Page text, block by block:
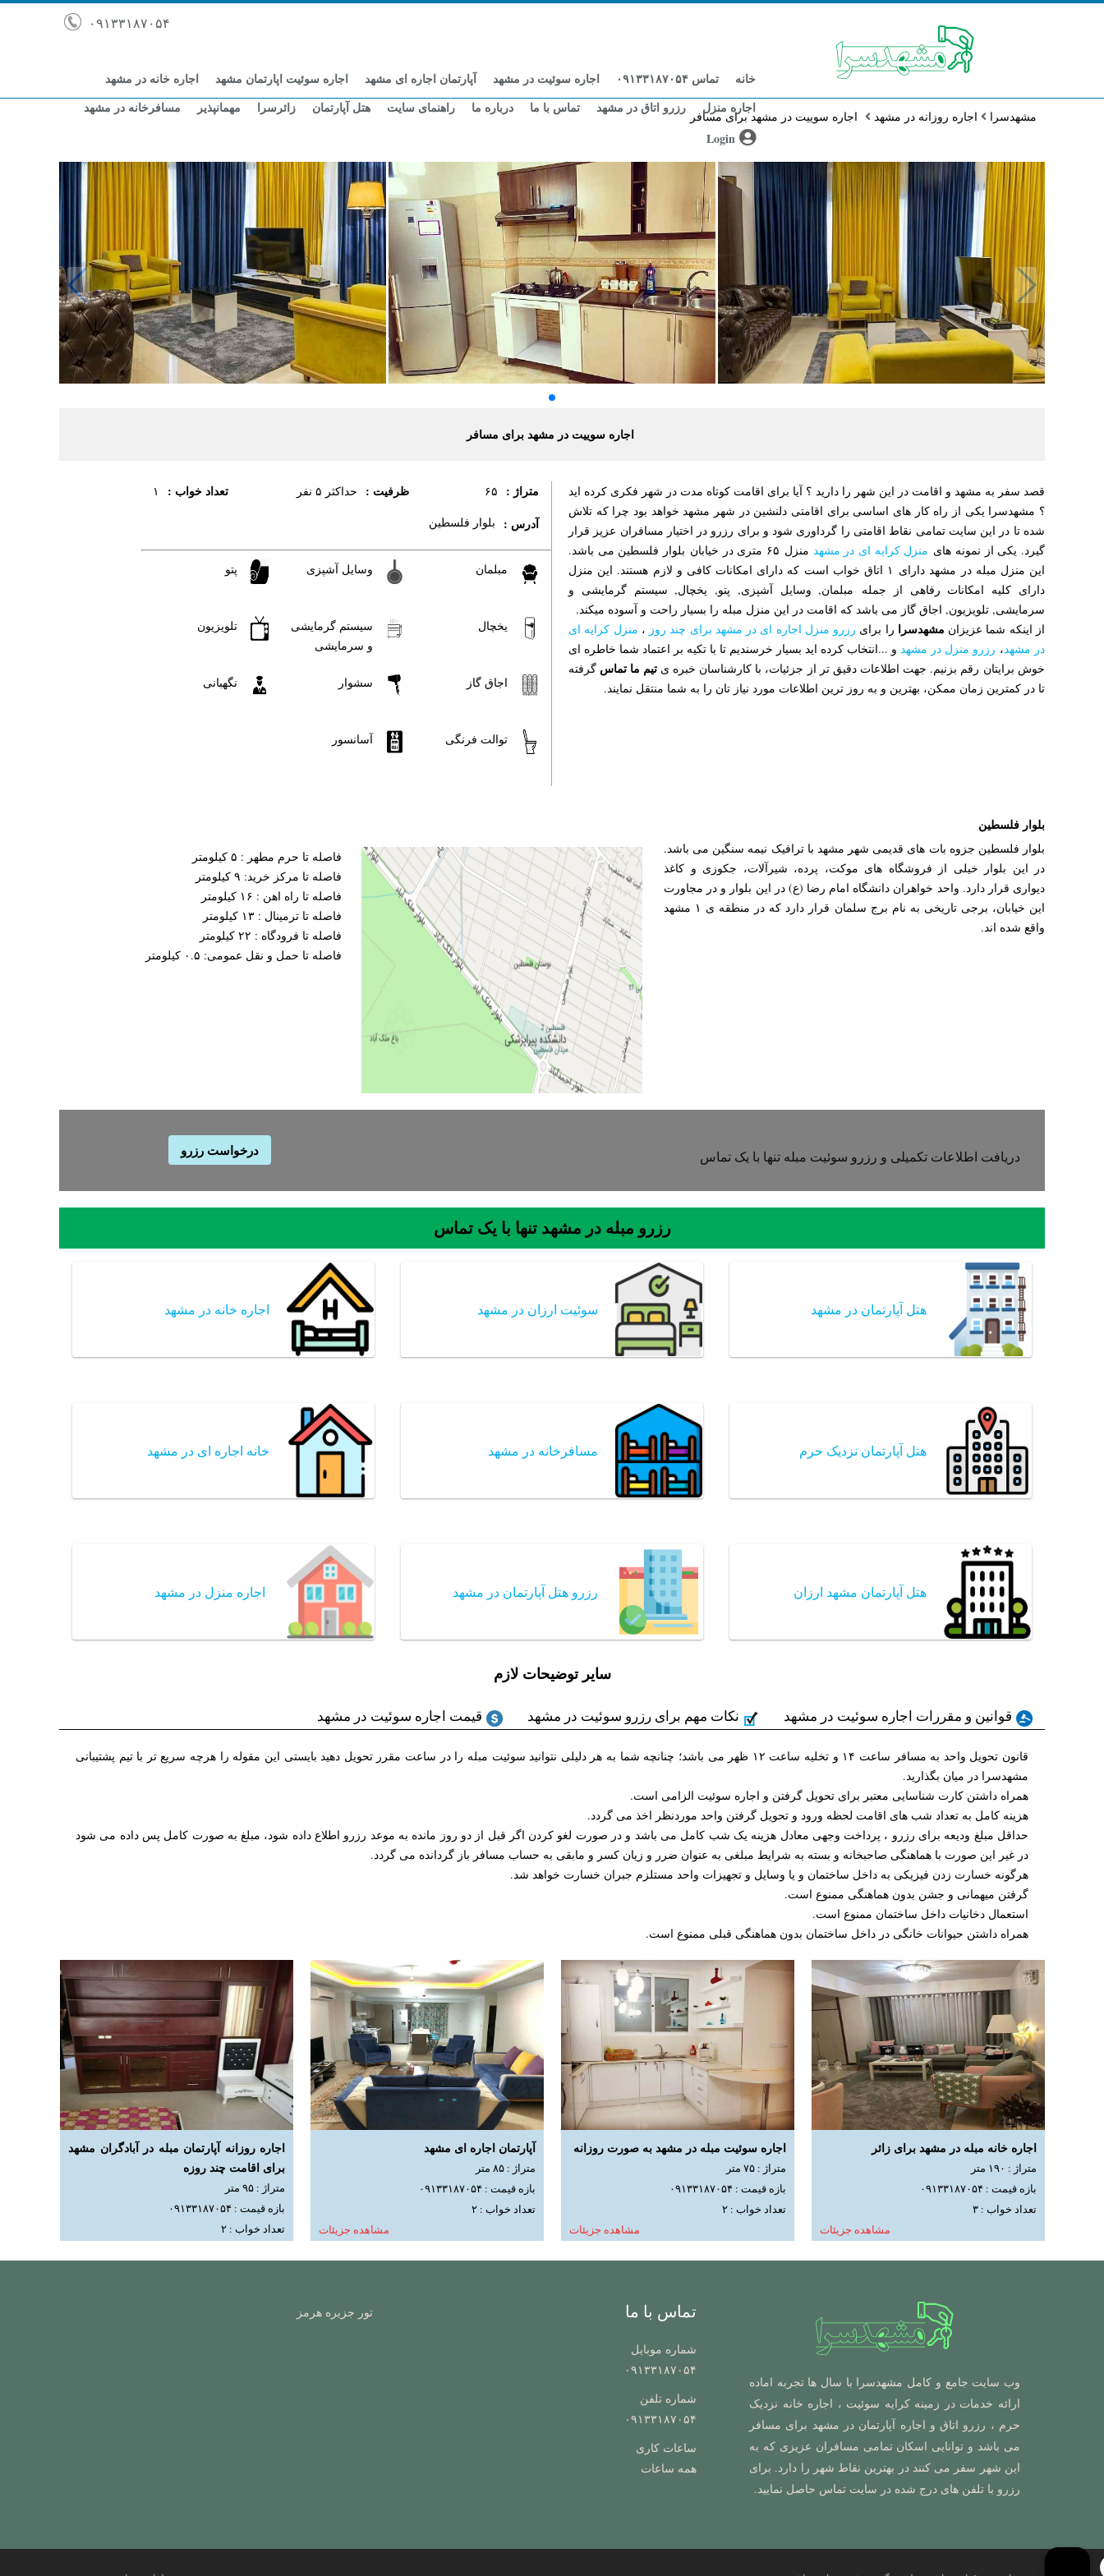
۰۹۱۳۳۱۸۷۰۵۴
خانه تماس ۰۹۱۳۳۱۸۷۰۵۴ اجاره سوئیت در مشهد آپارتمان اجاره ای مشهد اجاره سوئیت اپارتمان مشهد
اجاره خانه در مشهد
اجاره منزل
رزرو اتاق در مشهد تماس با ما درباره ما راهنمای سایت هتل آپارتمان زائرسرا مهمانپذیر
مسافرخانه در مشهد
Login
مشهدسرا اجاره روزانه در مشهد اجاره سوییت در مشهد برای مسافر
اجاره سوییت در مشهد برای مسافر
قصد سفر به مشهد و اقامت در این شهر را دارید ؟ آیا برای اقامت کوتاه مدت در شهر فکری کرده اید
؟ مشهدسرا یکی از راه کار های اساسی برای اقامتی دلنشین در شهر مشهد خواهد بود چرا که تلاش
شده تا در این سایت تمامی نقاط اقامتی را گرداوری شود و برای رزرو در اختیار مسافران عزیز قرار
گیرد. یکی از نمونه های منزل کرایه ای در مشهد
منزل ۶۵ متری در خیابان بلوار فلسطین می باشد.
این منزل مبله در مشهد دارای ۱ اتاق خواب است که دارای امکانات کافی و لازم هستند. این منزل
دارای کلیه امکانات رفاهی از جمله مبلمان, وسایل آشپزی, پتو, یخچال, سیستم گرمایشی و
سرمایشی, تلویزیون, اجاق گاز می باشد که اقامت در این منزل مبله را بسیار راحت و آسوده میکند.
از اینکه شما عزیزان مشهدسرا را برای رزرو منزل اجاره ای در مشهد برای چند روز ، منزل کرایه ای
در مشهد، رزرو منزل در مشهد و ...انتخاب کرده اید بسیار خرسندیم تا با تکیه بر اعتماد شما خاطره ای
خوش برایتان رقم بزنیم. جهت اطلاعات دقیق تر از جزئیات، با کارشناسان خبره ی تیم ما تماس گرفته
تا در کمترین زمان ممکن، بهترین و به روز ترین اطلاعات مورد نیاز تان را به شما منتقل نمایند.
متراژ : ۶۵ ظرفیت : حداکثر ۵ نفر تعداد خواب : ۱
آدرس : بلوار فلسطین
مبلمان وسایل آشپزی پتو
یخچال
سیستم گرمایشی
و سرمایشی
تلویزیون
اجاق گاز سشوار نگهبانی
توالت فرنگی آسانسور
بلوار فلسطین
بلوار فلسطین جزوه بات های قدیمی شهر مشهد با ترافیک نیمه سنگین می باشد.
در این بلوار خیلی از فروشگاه های موکت، پرده، شیرآلات، جکوزی و کاغذ
دیواری قرار دارد. واحد خواهران دانشگاه امام رضا (ع) در این بلوار و در مجاورت
این خیابان، برجی تاریخی به نام برج سلمان قرار دارد که در منطقه ی ۱ مشهد
واقع شده اند.
فاصله تا حرم مطهر : ۵ کیلومتر
فاصله تا مرکز خرید: ۹ کیلومتر
فاصله تا راه اهن : ۱۶ کیلومتر
فاصله تا ترمینال : ۱۳ کیلومتر
فاصله تا فرودگاه : ۲۲ کیلومتر
فاصله تا حمل و نقل عمومی: ۰.۵ کیلومتر
دریافت اطلاعات تکمیلی و رزرو سوئیت مبله تنها با یک تماس درخواست رزرو
رزرو مبله در مشهد تنها با یک تماس
هتل آپارتمان در مشهد سوئیت ارزان در مشهد اجاره خانه در مشهد
هتل آپارتمان نزدیک حرم مسافرخانه در مشهد خانه اجاره ای در مشهد
هتل آپارتمان مشهد ارزان رزرو هتل آپارتمان در مشهد اجاره منزل در مشهد
سایر توضیحات لازم
قوانین و مقررات اجاره سوئیت در مشهد نکات مهم برای رزرو سوئیت در مشهد قیمت اجاره سوئیت در مشهد
قانون تحویل واحد به مسافر ساعت ۱۴ و تخلیه ساعت ۱۲ ظهر می باشد؛ چنانچه شما به هر دلیلی نتوانید سوئیت مبله را در ساعت مقرر تحویل دهید بایستی این مقوله را هرچه سریع تر با تیم پشتیبانی
مشهدسرا در میان بگذارید.
همراه داشتن کارت شناسایی معتبر برای تحویل گرفتن و اجاره سوئیت الزامی است.
هزینه کامل به تعداد شب های اقامت لحظه ورود و تحویل گرفتن واحد موردنظر اخذ می گردد.
حداقل مبلغ ودیعه برای رزرو ، پرداخت وجهی معادل هزینه یک شب کامل می باشد و در صورت لغو کردن اگر قبل از دو روز مانده به موعد رزرو اطلاع داده شود، مبلغ به صورت کامل پس داده می شود
در غیر این صورت با هماهنگی صاحبخانه و بسته به شرایط مبلغی به عنوان ضرر و زیان کسر و مابقی به حساب مسافر باز گردانده می گردد.
هرگونه خسارت زدن فیزیکی به داخل ساختمان و یا وسایل و تجهیزات واحد مستلزم جبران خسارت خواهد شد.
گرفتن میهمانی و جشن بدون هماهنگی ممنوع است.
استعمال دخانیات داخل ساختمان ممنوع است.
همراه داشتن حیوانات خانگی در داخل ساختمان بدون هماهنگی قبلی ممنوع است.
اجاره خانه مبله در مشهد برای زائر
متراژ : ۱۹۰ متر
بازه قیمت : ۰۹۱۳۳۱۸۷۰۵۴
تعداد خواب : ۳
مشاهده جزیئات
اجاره سوئیت مبله در مشهد به صورت روزانه
متراژ : ۷۵ متر
بازه قیمت : ۰۹۱۳۳۱۸۷۰۵۴
تعداد خواب : ۲
مشاهده جزیئات
آپارتمان اجاره ای مشهد
متراژ : ۸۵ متر
بازه قیمت : ۰۹۱۳۳۱۸۷۰۵۴
تعداد خواب : ۲
مشاهده جزیئات
اجاره روزانه آپارتمان مبله در آبادگران مشهد
برای اقامت چند روزه
متراژ : ۹۵ متر
بازه قیمت : ۰۹۱۳۳۱۸۷۰۵۴
تعداد خواب : ۲
وب سایت جامع و کامل مشهدسرا با سال ها تجربه اماده
ارائه خدمات در زمینه کرایه سوئیت ، اجاره خانه نزدیک
حرم ، رزرو اتاق و اجاره آپارتمان در مشهد برای مسافر
می باشد و توانایی اسکان تمامی مسافران عزیزی که به
این شهر سفر می کنند در بهترین نقاط شهر را دارد. برای
رزرو با تلفن های درج شده در سایت تماس حاصل نمایید.
تماس با ما
شماره موبایل
۰۹۱۳۳۱۸۷۰۵۴
شماره تلفن
۰۹۱۳۳۱۸۷۰۵۴
ساعات کاری
همه ساعات
تور جزیره هرمز